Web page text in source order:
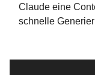
Claude eine
schnelle